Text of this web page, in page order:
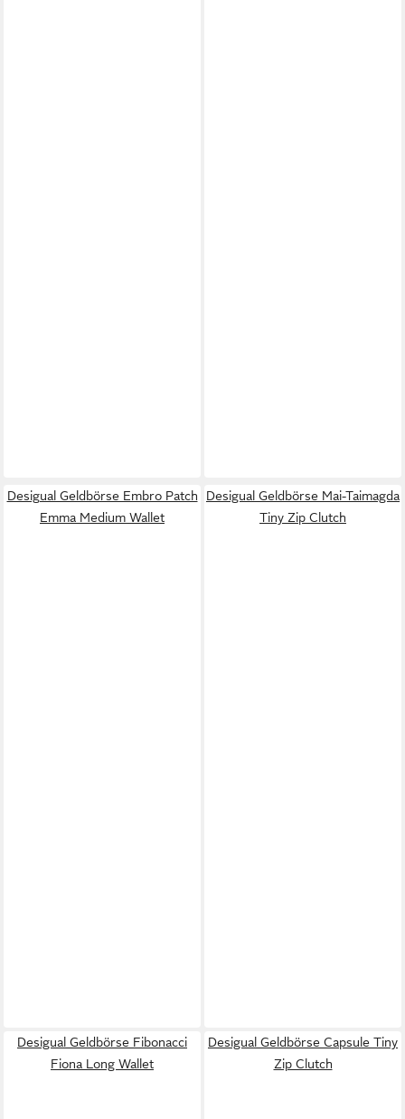
Desigual Geldbörse Embro Patch
Emma Medium Wallet
Desigual Geldbörse Mai-Taimagda
Tiny Zip Clutch
Desigual Geldbörse Fibonacci
Fiona Long Wallet
Desigual Geldbörse Capsule Tiny
Zip Clutch